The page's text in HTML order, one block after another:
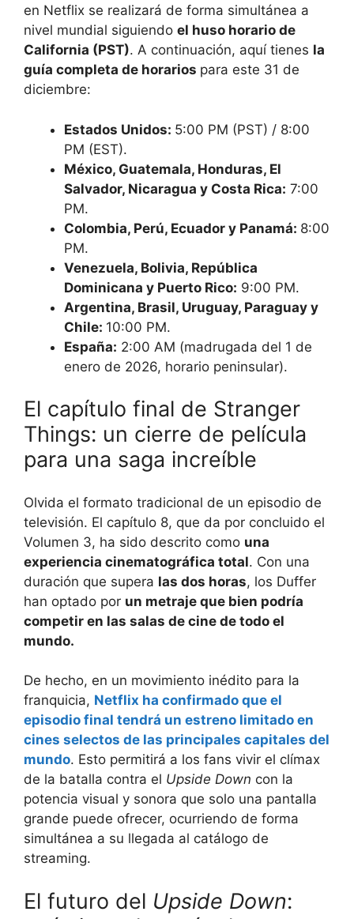
en Netflix se realizará de forma simultánea a
nivel mundial siguiendo el huso horario de
California (PST). A continuación, aquí tienes la
guía completa de horarios para este 31 de
diciembre:
Estados Unidos: 5:00 PM (PST) / 8:00
PM (EST).
México, Guatemala, Honduras, El
Salvador, Nicaragua y Costa Rica: 7:00
PM.
Colombia, Perú, Ecuador y Panamá: 8:00
PM.
Venezuela, Bolivia, República
Dominicana y Puerto Rico: 9:00 PM.
Argentina, Brasil, Uruguay, Paraguay y
Chile: 10:00 PM.
España: 2:00 AM (madrugada del 1 de
enero de 2026, horario peninsular).
El capítulo final de Stranger
Things: un cierre de película
para una saga increíble
Olvida el formato tradicional de un episodio de
televisión. El capítulo 8, que da por concluido el
Volumen 3, ha sido descrito como una
experiencia cinematográfica total. Con una
duración que supera las dos horas, los Duffer
han optado por un metraje que bien podría
competir en las salas de cine de todo el
mundo.
De hecho, en un movimiento inédito para la
franquicia, Netflix ha confirmado que el
episodio final tendrá un estreno limitado en
cines selectos de las principales capitales del
mundo. Esto permitirá a los fans vivir el clímax
de la batalla contra el Upside Down con la
potencia visual y sonora que solo una pantalla
grande puede ofrecer, ocurriendo de forma
simultánea a su llegada al catálogo de
streaming.
El futuro del Upside Down: